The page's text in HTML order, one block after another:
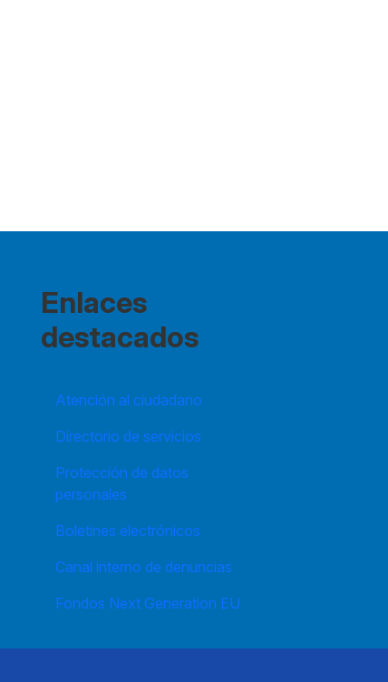
Enlaces
destacados
Atención al ciudadano
Directorio de servicios
Protección de datos
personales
Boletines electrónicos
Canal interno de denuncias
Fondos Next Generation EU